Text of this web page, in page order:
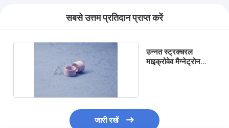
सबसे उत्तम प्रतिदान प्राप्त करें
उन्नत स्ट्रक्चरल
माइक्रोवेव मैग्नेट्रोन
जारी रखें